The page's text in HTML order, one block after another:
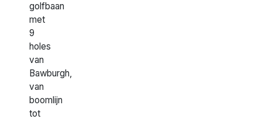
golfbaan
met
9
holes
van
Bawburgh,
van
boomlijn
tot